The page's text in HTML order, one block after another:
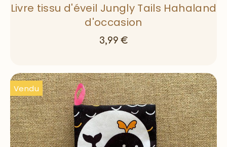
Livre tissu d'éveil Jungly Tails Hahaland
d'occasion
3,99 €
Vendu